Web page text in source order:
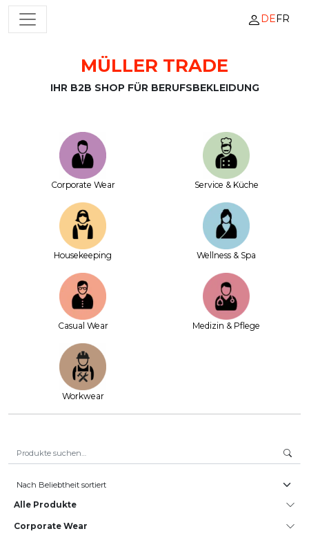
Zum Inhalt springen
HAUPTNAVIGATION DEFR
MÜLLER TRADE
IHR B2B SHOP FÜR BERUFSBEKLEIDUNG
Corporate Wear Service & Küche
House­keeping Wellness & Spa
Casual Wear Medizin & Pflege
Workwear
Alle Produkte
Corporate Wear